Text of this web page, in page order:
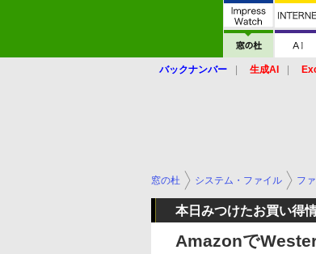
バックナンバー 生成AI
窓の杜 システム・ファイル フ
本日みつけたお買い得
Amazonで